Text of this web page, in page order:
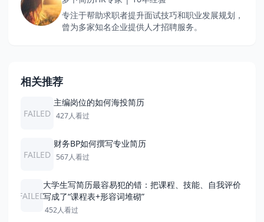
专注于帮助求职者提升面试技巧和职业发展规划，
曾为多家知名企业提供人才招聘服务。
相关推荐
FAILED
主编岗位的如何海投简历
427人看过
FAILED
财务BP如何撰写专业简历
567人看过
FAILED
大学生写简历最容易犯的错：把课程、技能、自我评价
写成了“课程表+形容词堆砌”
452人看过